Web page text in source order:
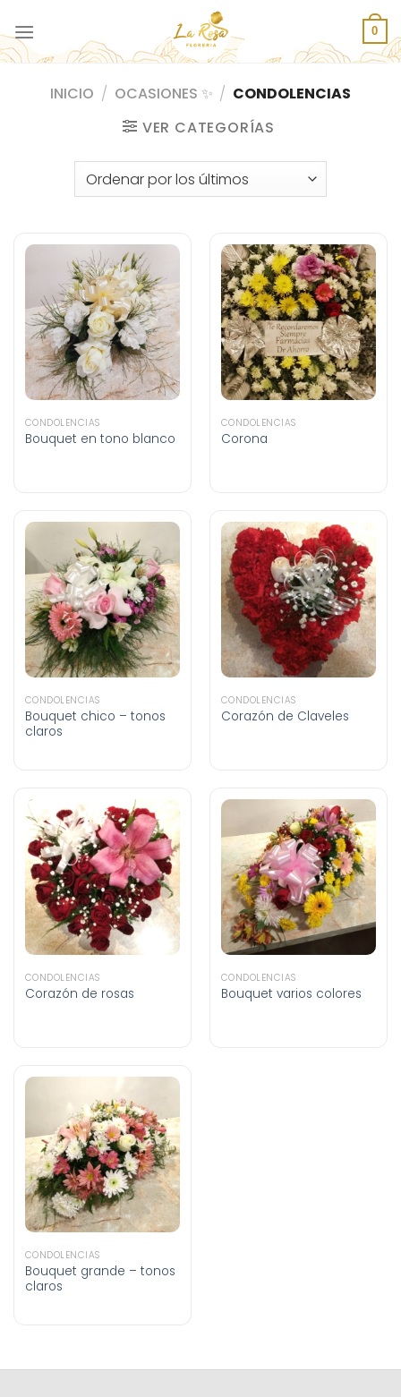
al
contenido
0
INICIO / OCASIONES ✨ / CONDOLENCIAS
VER CATEGORÍAS
CONDOLENCIAS
Bouquet en tono blanco
CONDOLENCIAS
Corona
CONDOLENCIAS
Bouquet chico – tonos
claros
CONDOLENCIAS
Corazón de Claveles
CONDOLENCIAS
Corazón de rosas
CONDOLENCIAS
Bouquet varios colores
CONDOLENCIAS
Bouquet grande – tonos
claros